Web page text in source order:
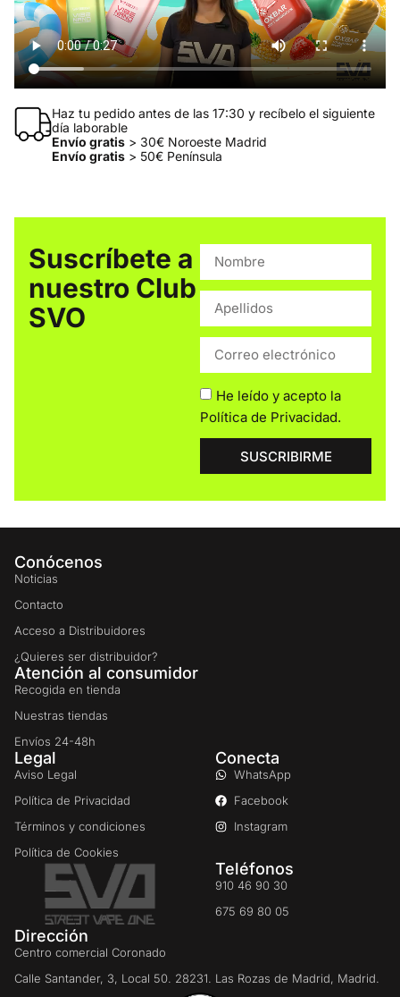
Haz tu pedido antes de las 17:30 y recíbelo el siguiente
día laborable
Envío gratis> 30€ Noroeste Madrid
Envío gratis> 50€ Península
Suscríbete a
nuestro Club
SVO
He leído y acepto la
Política de Privacidad.
SUSCRIBIRME
Conócenos
Noticias
Contacto
Acceso a Distribuidores
¿Quieres ser distribuidor?
Atención al consumidor
Recogida en tienda
Nuestras tiendas
Envíos 24-48h
Legal
Aviso Legal
Política de Privacidad
Términos y condiciones
Política de Cookies
Conecta
WhatsApp
Facebook
Instagram
Teléfonos
910 46 90 30
675 69 80 05
Dirección
Centro comercial Coronado
Calle Santander, 3, Local 50. 28231. Las Rozas de Madrid, Madrid.